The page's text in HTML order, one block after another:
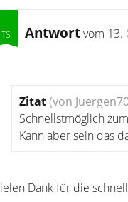
Antwortvom 13.
Zitat(von
Schnellstmöglich
Kann aber sein das
Dank für die